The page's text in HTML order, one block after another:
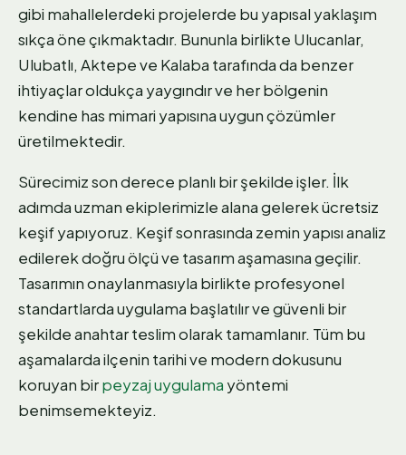
gibi mahallelerdeki projelerde bu yapısal yaklaşım
sıkça öne çıkmaktadır. Bununla birlikte Ulucanlar,
Ulubatlı, Aktepe ve Kalaba tarafında da benzer
ihtiyaçlar oldukça yaygındır ve her bölgenin
kendine has mimari yapısına uygun çözümler
üretilmektedir.
Sürecimiz son derece planlı bir şekilde işler. İlk
adımda uzman ekiplerimizle alana gelerek ücretsiz
keşif yapıyoruz. Keşif sonrasında zemin yapısı analiz
edilerek doğru ölçü ve tasarım aşamasına geçilir.
Tasarımın onaylanmasıyla birlikte profesyonel
standartlarda uygulama başlatılır ve güvenli bir
şekilde anahtar teslim olarak tamamlanır. Tüm bu
aşamalarda ilçenin tarihi ve modern dokusunu
koruyan birpeyzaj uygulama yöntemi
benimsemekteyiz.